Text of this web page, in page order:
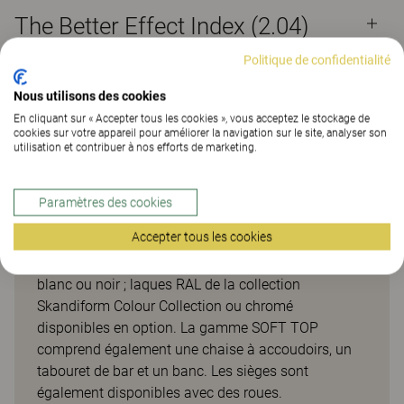
The Better Effect Index (2.04)
Soft top
familiarité, si bien que tout le monde se sente chez
soi, même lorsqu'une grande distance nous sépare
de notre maison. L’assise peut être habillée de divers
blanc ou noir ; laques RAL de la collection
Skandiform Colour Collection ou chromé
disponibles en option. La gamme SOFT TOP
comprend également une chaise à accoudoirs, un
tabouret de bar et un banc. Les sièges sont
également disponibles avec des roues.
Politique de confidentialité
Nous utilisons des cookies
En cliquant sur « Accepter tous les cookies », vous acceptez le stockage de
cookies sur votre appareil pour améliorer la navigation sur le site, analyser son
utilisation et contribuer à nos efforts de marketing.
Paramètres des cookies
Accepter tous les cookies